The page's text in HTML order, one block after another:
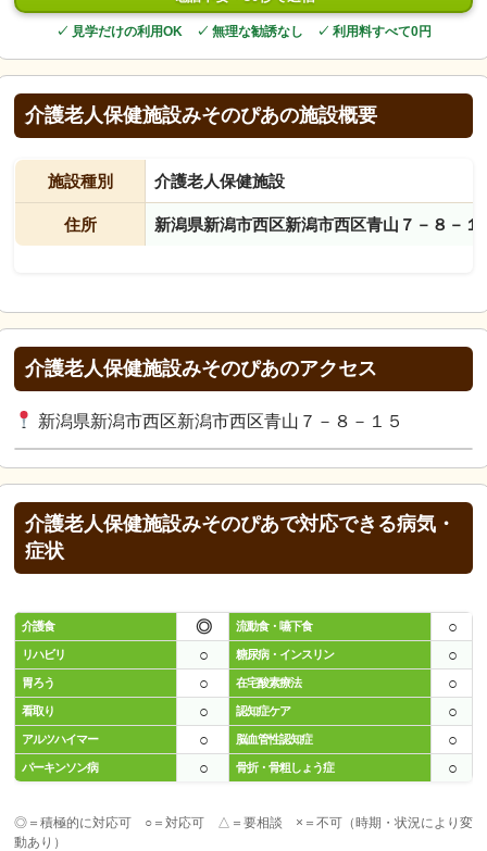
✓ 見学だけの利用OK ✓ 無理な勧誘なし ✓ 利用料すべて0円
介護老人保健施設みそのぴあの施設概要
施設種別 介護老人保健施設
住所 新潟県新潟市西区新潟市西区青山７－８－１
介護老人保健施設みそのぴあのアクセス
新潟県新潟市西区新潟市西区青山７－８－１５
介護老人保健施設みそのぴあで対応できる病気・
症状
介護食 ◎ 流動食・嚥下食 ○
リハビリ ○ 糖尿病・インスリン ○
胃ろう ○ 在宅酸素療法 ○
看取り ○ 認知症ケア ○
アルツハイマー ○ 脳血管性認知症 ○
パーキンソン病 ○ 骨折・骨粗しょう症 ○
◎＝積極的に対応可 ○＝対応可 △＝要相談 ×＝不可（時期・状況により変
動あり）